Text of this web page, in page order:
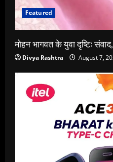
Featured
मोहन भागवत के युवा दृष्टि:
Divya Rashtra August 7,